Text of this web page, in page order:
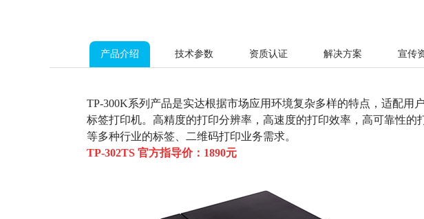
产品介绍 技术参数 资质认证 解决方案 宣传
TP-300K系列产品是实达根据市场应用环境复杂多样的特点，适配
标签打印机。高精度的打印分辨率，高速度的打印效率，高可靠性
等多种行业的标签、二维码打印业务需求。
TP-302TS 官方指导价：1890元